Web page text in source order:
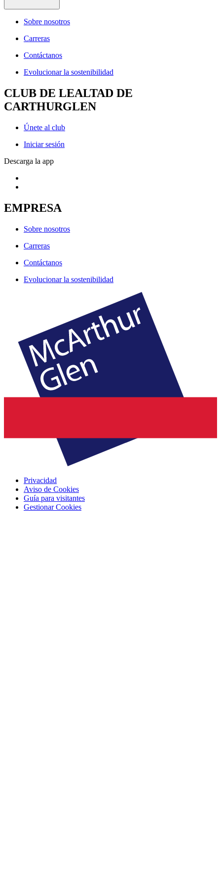
Sobre nosotros
Carreras
Contáctanos
Evolucionar la sostenibilidad
CLUB DE LEALTAD DE
CARTHURGLEN
Únete al club
Iniciar sesión
Descarga la app
EMPRESA
Sobre nosotros
Carreras
Contáctanos
Evolucionar la sostenibilidad
Privacidad
Aviso de Cookies
Guía para visitantes
Gestionar Cookies